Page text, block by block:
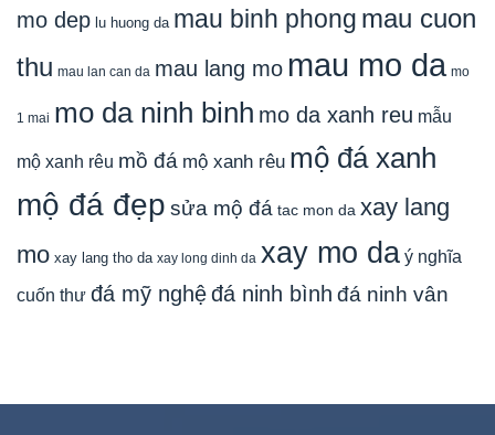
mo dep lu huong da mau binh phong mau cuon
thu mau lan can da mau lang mo mau mo da mo
1 mai mo da ninh binh mo da xanh reu mẫu
mộ xanh rêu mồ đá mộ xanh rêu mộ đá xanh
mộ đá đẹp sửa mộ đá tac mon da xay lang
mo xay lang tho da xay long dinh da xay mo da ý nghĩa
cuốn thư đá mỹ nghệđá ninh bình đá ninh vân